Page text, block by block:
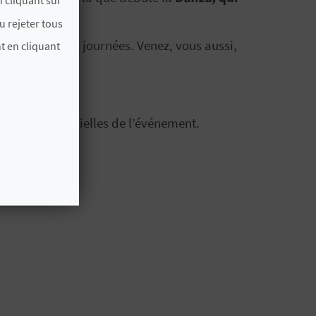
joyeuses journées. Venez, vous aussi,
officielles de l’événement.
rejeter tous
en cliquant